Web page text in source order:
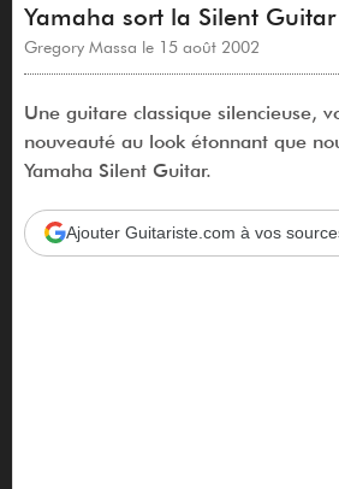
Yamaha sort la Silent
Gregory Massa le 15 août 2002
Une guitare classique silencieuse,
nouveauté au look étonnant que
Yamaha Silent Guitar.
Ajouter Guitariste.com à vos